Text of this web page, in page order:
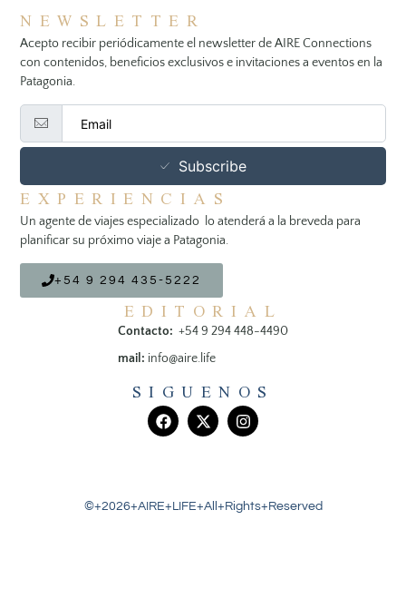
NEWSLETTER
Acepto recibir periódicamente el newsletter de AIRE Connections
con contenidos, beneficios exclusivos e invitaciones a eventos en la
Patagonia.
Subscribe
EXPERIENCIAS
Un agente de viajes especializado lo atenderá a la breveda para
planificar su próximo viaje a Patagonia.
+54 9 294 435-5222
EDITORIAL
Contacto: +54 9 294 448-4490
mail: info@aire.life
SIGUENOS
©+2026+AIRE+LIFE+All+Rights+Reserved